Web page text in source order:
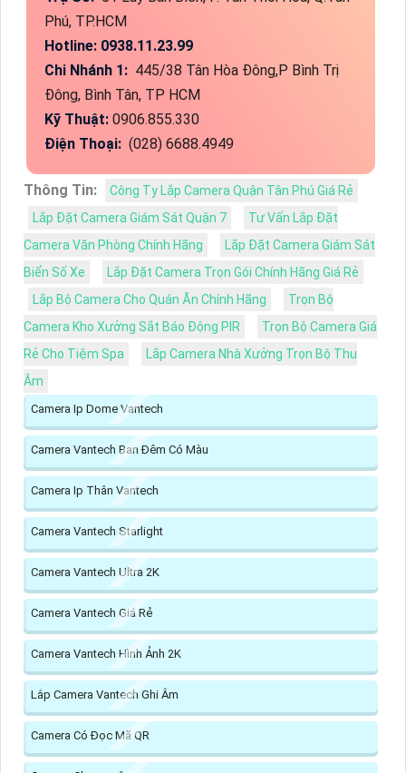
Phú, TP.HCM
Hotline: 0938.11.23.99
Chi Nhánh 1: 445/38 Tân Hòa Đông,P Bình Trị
Đông, Bình Tân, TP HCM
Kỹ Thuật: 0906.855.330
Điện Thoại: (028) 6688.4949
Thông Tin:
Công Ty Lắp Camera Quận Tân Phú Giá Rẻ
Lắp Đặt Camera Giám Sát Quận 7
Tư Vấn Lắp Đặt
Camera Văn Phòng Chính Hãng
Lắp Đặt Camera Giám Sát
Biển Số Xe
Lắp Đặt Camera Trọn Gói Chính Hãng Giá Rẻ
Lắp Bộ Camera Cho Quán Ăn Chính Hãng
Trọn Bộ
Camera Kho Xưởng Sắt Báo Động PIR
Trọn Bộ Camera Giá
Rẻ Cho Tiệm Spa
Lắp Camera Nhà Xưởng Trọn Bộ Thu
Âm
Camera Ip Dome Vantech
Camera Vantech Ban Đêm Có Màu
Camera Ip Thân Vantech
Camera Vantech Starlight
Camera Vantech Ultra 2K
Camera Vantech Giá Rẻ
Camera Vantech Hình Ảnh 2K
Lắp Camera Vantech Ghi Âm
Camera Có Đọc Mã QR